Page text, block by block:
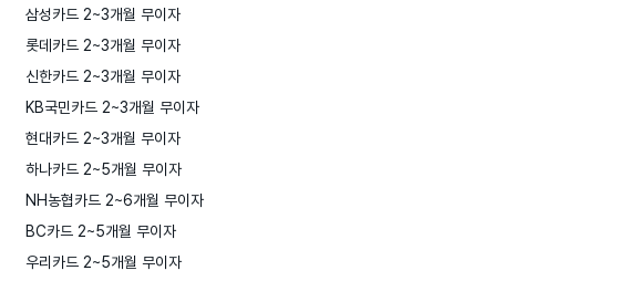
삼성카드 2~3개월 무이자
롯데카드 2~3개월 무이자
신한카드 2~3개월 무이자
KB국민카드 2~3개월 무이자
현대카드 2~3개월 무이자
하나카드 2~5개월 무이자
NH농협카드 2~6개월 무이자
BC카드 2~5개월 무이자
우리카드 2~5개월 무이자